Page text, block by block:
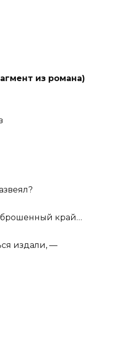
из романа)
кpай…
издали, —